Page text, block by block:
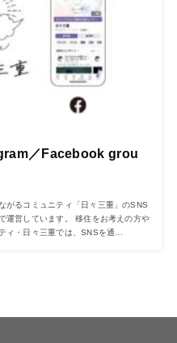
／Facebook grou
がるコミュニティ「日々三重」のSNS
運営しています。 移住をお考えの方や
ィ・日々三重では、SNSを通...